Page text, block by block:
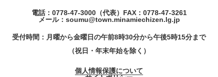
電話： 0778-47-3000（代表） FAX：0778-47-3261
メール： soumu@town.minamiechizen.lg.jp
受付時間：月曜から金曜日の午前8時30分から午後5時15分まで
（祝日・年末年始を除く）
個人情報保護について